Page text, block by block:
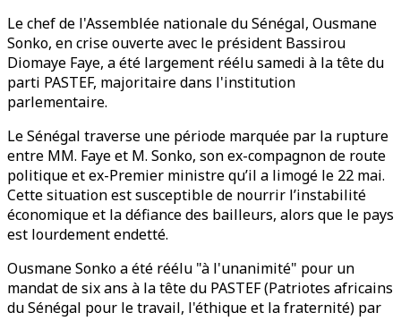
Le chef de l'Assemblée nationale du Sénégal, Ousmane
Sonko, en crise ouverte avec le président Bassirou
Diomaye Faye, a été largement réélu samedi à la tête du
parti PASTEF, majoritaire dans l'institution
parlementaire.
Le Sénégal traverse une période marquée par la rupture
entre MM. Faye et M. Sonko, son ex-compagnon de route
politique et ex-Premier ministre qu’il a limogé le 22 mai.
Cette situation est susceptible de nourrir l’instabilité
économique et la défiance des bailleurs, alors que le pays
est lourdement endetté.
Ousmane Sonko a été réélu "à l'unanimité" pour un
mandat de six ans à la tête du PASTEF (Patriotes africains
du Sénégal pour le travail, l'éthique et la fraternité) par